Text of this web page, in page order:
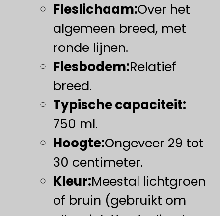
Fleslichaam:Over het
algemeen breed, met
ronde lijnen.
​Flesbodem:​Relatief
breed.
Typische capaciteit:
750 ml.
Hoogte:Ongeveer 29 tot
30 centimeter.
​Kleur:​Meestal lichtgroen
of bruin (gebruikt om